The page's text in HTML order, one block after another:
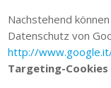
Nachstehend
Datenschutz von
http://
Targeting-